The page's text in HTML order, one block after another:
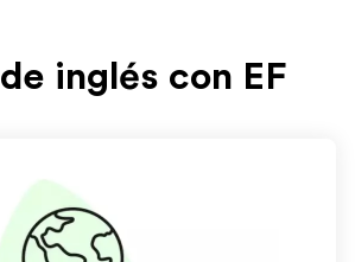
inglés con EF